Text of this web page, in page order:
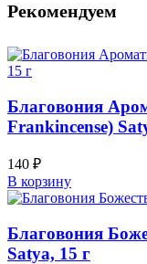
Рекомендуем
Благовония
Frankincense)
140 ₽
В корзину
Благовония
Satya, 15 г